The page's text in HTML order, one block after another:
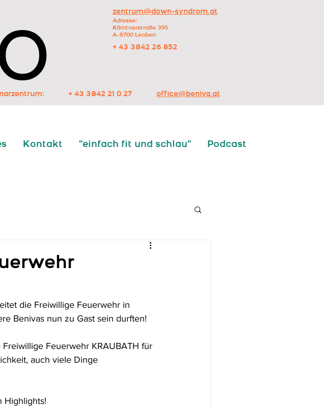
+ 43 3842 26 852
zentrum@down-syndrom.at
Adresse:
Kärntnerstraße 395
A-8700 Leoben
+ 43 3842 21 0 27 office@beniva.at
Kontakt "einfach fit und schlau" Podcast
die Freiwillige Feuerwehr in
Benivas nun zu Gast sein durften!
Feuerwehr KRAUBATH für
auch viele Dinge
Highlights!